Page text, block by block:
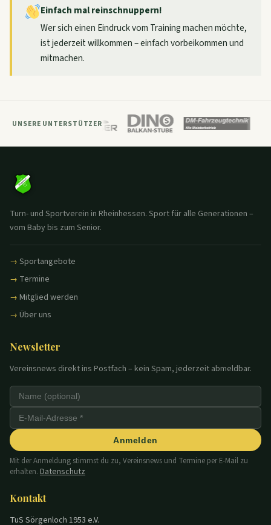
Einfach mal reinschnuppern!
Wer sich einen Eindruck vom Training machen möchte,
ist jederzeit willkommen – einfach vorbeikommen und
mitmachen.
UNSERE UNTERSTÜTZER
Turn- und Sportverein in Rheinhessen. Sport für alle Generationen –
vom Baby bis zum Senior.
Sportangebote
Termine
Mitglied werden
Über uns
Newsletter
Vereinsnews direkt ins Postfach – kein Spam, jederzeit abmeldbar.
Anmelden
Mit der Anmeldung stimmst du zu, Vereinsnews und Termine per E-Mail zu
erhalten. Datenschutz
Kontakt
TuS Sörgenloch 1953 e.V.